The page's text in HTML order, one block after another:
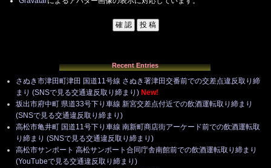
Recent Entries
さぬき市津田町津田 国道11号線 さぬき署津田交番前での交差点違反取り締
まり (SNSで見る交通違反取り締まり) New!
坂出市府中町 県道33号下り車線 新宮交差点付近での飲酒運転取り締まり
(SNSで見る交通違反取り締まり)
高松市亀井町 国道11号下り車線 南新町商店街アーケード前での飲酒運転取
り締まり (SNSで見る交通違反取り締まり)
高松市サンポート 高松サンポート合同庁舎南館前での飲酒運転取り締まり
(YouTubeで見る交通違反取り締まり)